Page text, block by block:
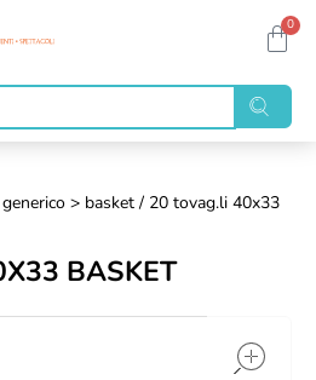
0
> basket / 20 tovag.li 40x33
BASKET